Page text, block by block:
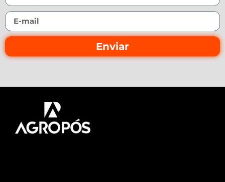
Enviar